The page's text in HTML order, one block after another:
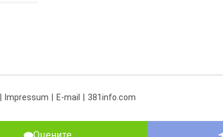
Оцените
Impressum E-mail 381info.com